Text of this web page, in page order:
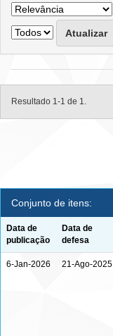
Resultado 1-1 de 1.
Conjunto de itens:
Data de
publicação
Data de
defesa
6-Jan-2026 21-Ago-2025